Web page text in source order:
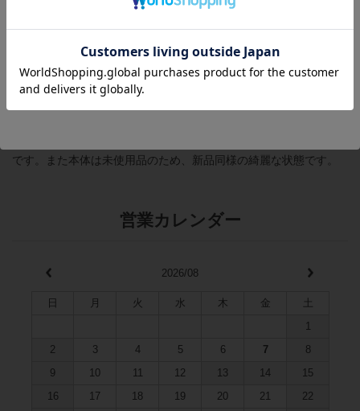
をご覧ください。
商品の状態
付属品は取扱説明書です。
です。また本体は未使用品のため、新品同様の綺麗な状態です。
営業カレンダー
2026/08
日 月 火 水 木 金
1
2
3 4 5 6 7
8
9
10 11 12 13 14
15
16
17 18 19 20 21
22